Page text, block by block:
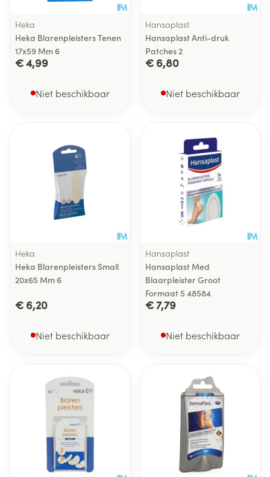
Heka
Heka Blarenpleisters Tenen
17x59 Mm 6
€ 4,99
Niet beschikbaar
Hansaplast
Hansaplast Anti-druk
Patches 2
€ 6,80
Niet beschikbaar
Heka
Heka Blarenpleisters Small
20x65 Mm 6
€ 6,20
Niet beschikbaar
Hansaplast
Hansaplast Med
Blaarpleister Groot
Formaat 5 48584
€ 7,79
Niet beschikbaar